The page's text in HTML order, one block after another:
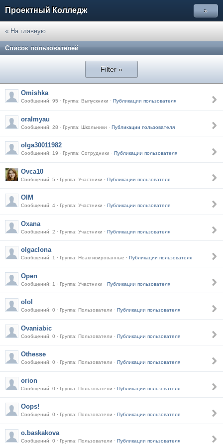
Проектный Колледж »
« На главную
Список пользователей
Filter »
Omishka
Сообщений: 95 · Группа: Выпускники · Публикации пользователя
oralmyau
Сообщений: 28 · Группа: Школьники · Публикации пользователя
olga30011982
Сообщений: 19 · Группа: Сотрудники · Публикации пользователя
Ovca10
Сообщений: 5 · Группа: Участники · Публикации пользователя
OIM
Сообщений: 4 · Группа: Участники · Публикации пользователя
Oxana
Сообщений: 2 · Группа: Участники · Публикации пользователя
olgaclona
Сообщений: 1 · Группа: Неактивированные · Публикации пользователя
Open
Сообщений: 1 · Группа: Участники · Публикации пользователя
olol
Сообщений: 0 · Группа: Пользователи · Публикации пользователя
Ovaniabic
Сообщений: 0 · Группа: Пользователи · Публикации пользователя
Othesse
Сообщений: 0 · Группа: Пользователи · Публикации пользователя
orion
Сообщений: 0 · Группа: Пользователи · Публикации пользователя
Oops!
Сообщений: 0 · Группа: Пользователи · Публикации пользователя
o.baskakova
Сообщений: 0 · Группа: Пользователи · Публикации пользователя